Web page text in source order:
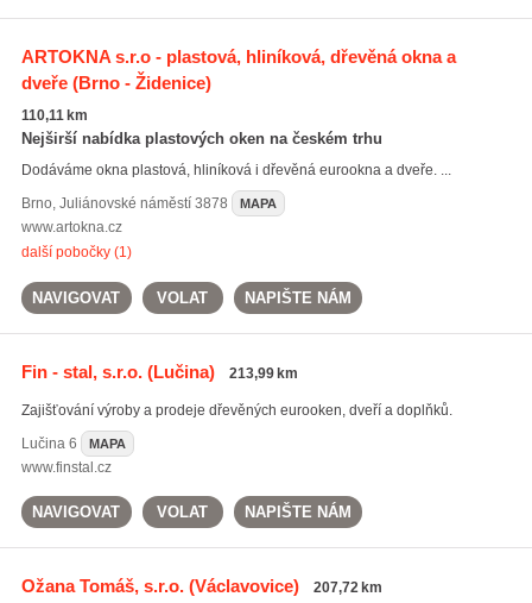
ARTOKNA s.r.o - plastová, hliníková, dřevěná okna a
dveře(Brno - Židenice)
110,11 km
Nejširší nabídka plastových oken na českém trhu
Dodáváme okna plastová, hliníková i dřevěná eurookna a dveře. ...
Brno, Juliánovské náměstí 3878 MAPA
www.artokna.cz
další pobočky (1)
NAVIGOVAT VOLAT NAPIŠTE NÁM
Fin - stal, s.r.o.(Lučina) 213,99 km
Zajišťování výroby a prodeje dřevěných eurooken, dveří a doplňků.
Lučina6 MAPA
www.finstal.cz
NAVIGOVAT VOLAT NAPIŠTE NÁM
Ožana Tomáš, s.r.o.(Václavovice) 207,72 km